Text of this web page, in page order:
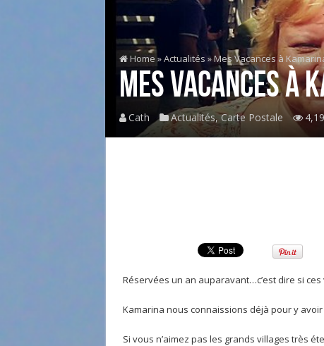
Home »Actualités »Mes Vacances à
Mes Vacances à
Cath Actualités,Carte Postale
Réservées un an auparavant…c’est dire si
Kamarina nous connaissions déjà pour y avoir
Si vous n’aimez pas les grands villages très